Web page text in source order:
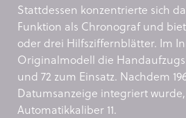
Stattdessen konzentrierte sich
Funktion als Chronograf und
oder drei Hilfsziffernblätter. Im
Originalmodell die
und 72 zum Einsatz. Nachdem
Datumsanzeige integriert wurde,
Automatikkaliber 11.